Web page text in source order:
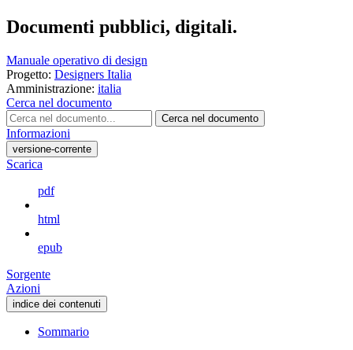
Documenti pubblici, digitali.
Manuale operativo di design
Progetto: Designers Italia
Amministrazione: italia
Cerca nel documento
Cerca nel documento
Informazioni
versione-corrente
Scarica
pdf
html
epub
Sorgente
Azioni
indice dei contenuti
Sommario